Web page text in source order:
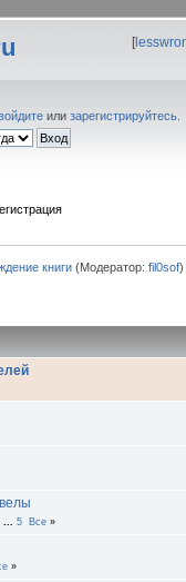
[
или зарегистрируйтесь
книги(Модератор: fil0sof)
5 Все »
»